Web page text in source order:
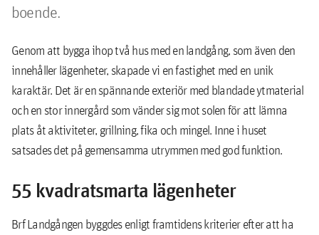
boende.
Genom att bygga ihop två hus med en landgång, som även den
innehåller lägenheter, skapade vi en fastighet med en unik
karaktär. Det är en spännande exteriör med blandade ytmaterial
och en stor innergård som vänder sig mot solen för att lämna
plats åt aktiviteter, grillning, fika och mingel. Inne i huset
satsades det på gemensamma utrymmen med god funktion.
55 kvadratsmarta lägenheter
Brf Landgången byggdes enligt framtidens kriterier efter att ha